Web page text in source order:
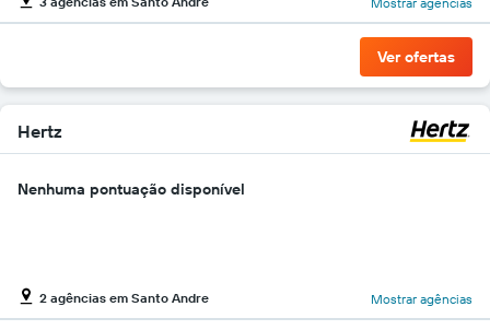
gráfico
tem
Y
exibindo
o
preço
barato
para
as
Ver ofertas
Hertz
Nenhuma pontuação disponível
2 agências em Santo Andre Mostrar agências